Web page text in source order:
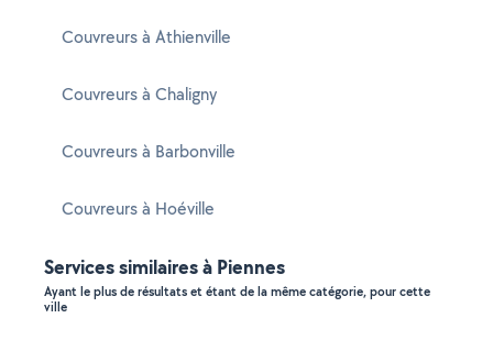
Couvreurs à Athienville
Couvreurs à Chaligny
Couvreurs à Barbonville
Couvreurs à Hoéville
Services similaires à Piennes
Ayant le plus de résultats et étant de la même catégorie, pour cette
ville